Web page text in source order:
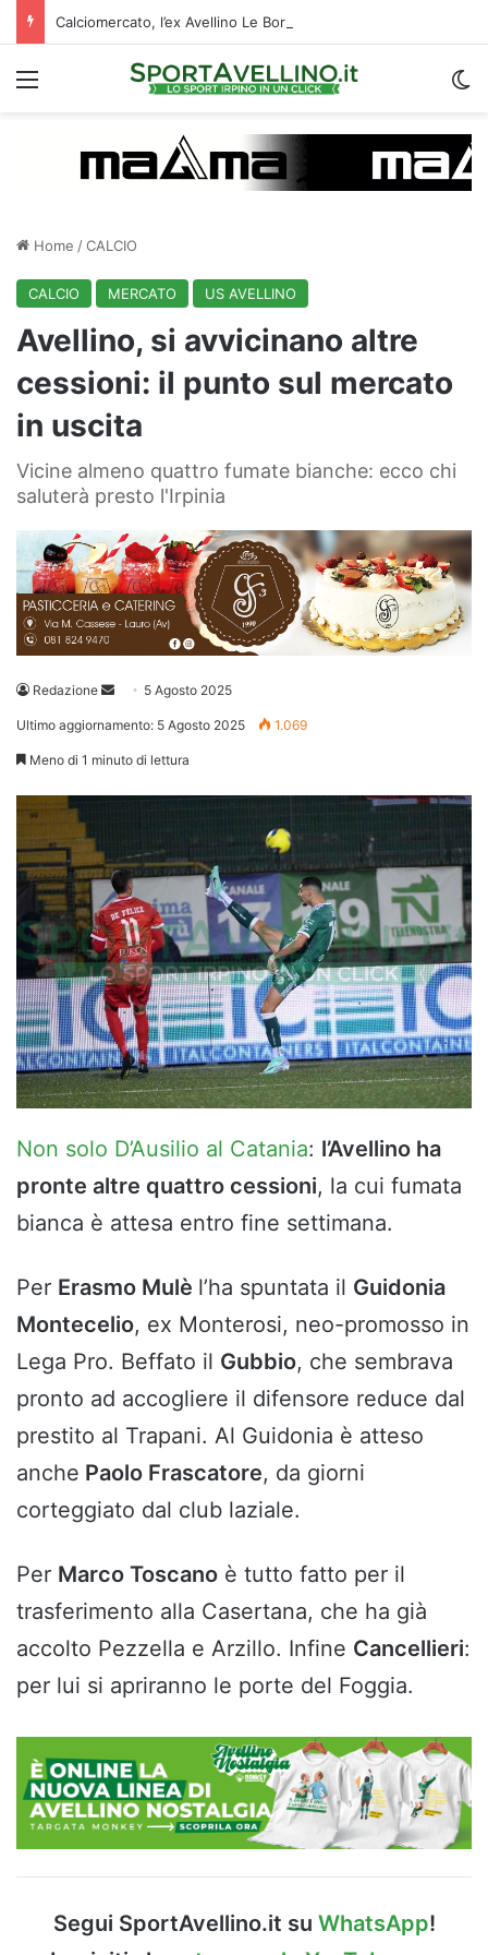
Menu
Home /CALCIO
CALCIO MERCATO US AVELLINO
Avellino, si avvicinano altre
cessioni: il punto sul mercato
in uscita
Vicine almeno quattro fumate bianche: ecco chi
saluterà presto l'Irpinia
Redazione
Invia 5 Agosto 2025
Ultimo aggiornamento: 5 Agosto 2025 1.069
Meno di 1 minuto di lettura
Non solo D’Ausilio al Catania: l’Avellino ha
pronte altre quattro cessioni, la cui fumata
bianca è attesa entro fine settimana.
Per Erasmo Mulè l’ha spuntata il Guidonia
Montecelio, ex Monterosi, neo-promosso in
Lega Pro. Beffato il Gubbio, che sembrava
pronto ad accogliere il difensore reduce dal
prestito al Trapani. Al Guidonia è atteso
anche Paolo Frascatore, da giorni
corteggiato dal club laziale.
Per Marco Toscano è tutto fatto per il
trasferimento alla Casertana, che ha già
accolto Pezzella e Arzillo. Infine Cancellieri:
per lui si apriranno le porte del Foggia.
Segui SportAvellino.it su WhatsApp!